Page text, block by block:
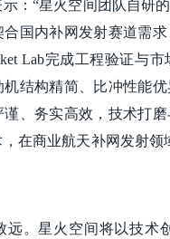
：“星火空间团队自研
国内补网发射赛道需
Lab完成工程验证与
结构精简、比冲性能
谨、务实高效，技术打
在商业航天补网发射
远。星火空间将以技术